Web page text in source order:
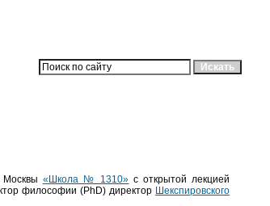
Москвы «Школа № 1310» с открытой лекцией
философии (PhD) директор Шекспировского